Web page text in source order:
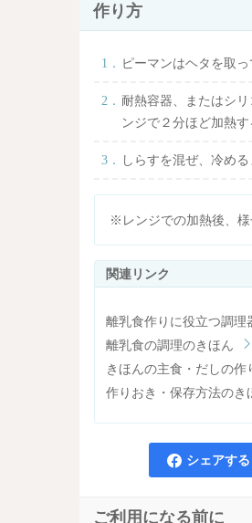
作り方
ピーマンはヘタを取
耐熱容器、またはシ
ンジで２分ほど加熱す
しらすを混ぜ、冷め
※レンジでの加熱後、様
離乳食作りに役立つ調理
離乳食の調理のきほん
きほんの主食・だしの作
作りおき・保存方法のき
シェアする
ご利用になる前に